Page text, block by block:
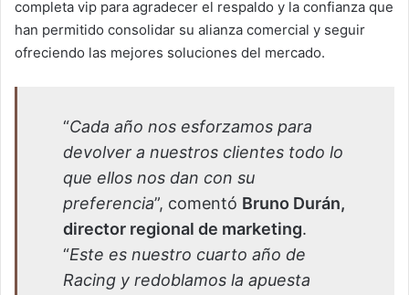
completa vip para agradecer el respaldo y la confianza que
han permitido consolidar su alianza comercial y seguir
ofreciendo las mejores soluciones del mercado.
“Cada año nos esforzamos para
devolver a nuestros clientes todo lo
que ellos nos dan con su
preferencia”, comentó Bruno Durán,
director regional de marketing.
“Este es nuestro cuarto año de
Racing y redoblamos la apuesta